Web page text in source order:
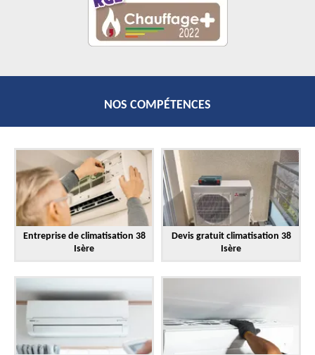
NOS COMPÉTENCES
Entreprise de climatisation 38
Isère
Devis gratuit climatisation 38
Isère